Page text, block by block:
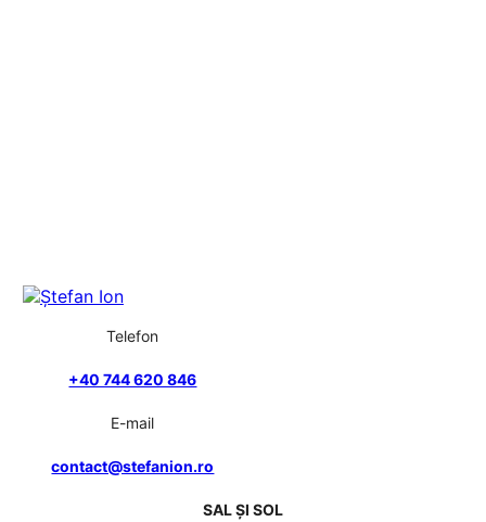
Telefon
+40 744 620 846
E-mail
contact@stefanion.ro
SAL ȘI SOL